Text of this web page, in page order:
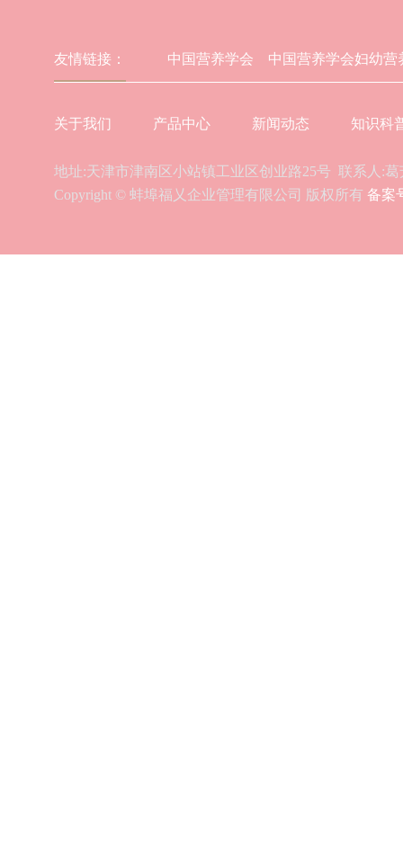
友情链接： 中国营养学会 中国营养学会妇幼
关于我们 产品中心 新闻动态 知识科
地址:天津市津南区小站镇工业区创业路25号 联系人:葛
Copyright © 蚌埠福乂企业管理有限公司 版权所有 备案